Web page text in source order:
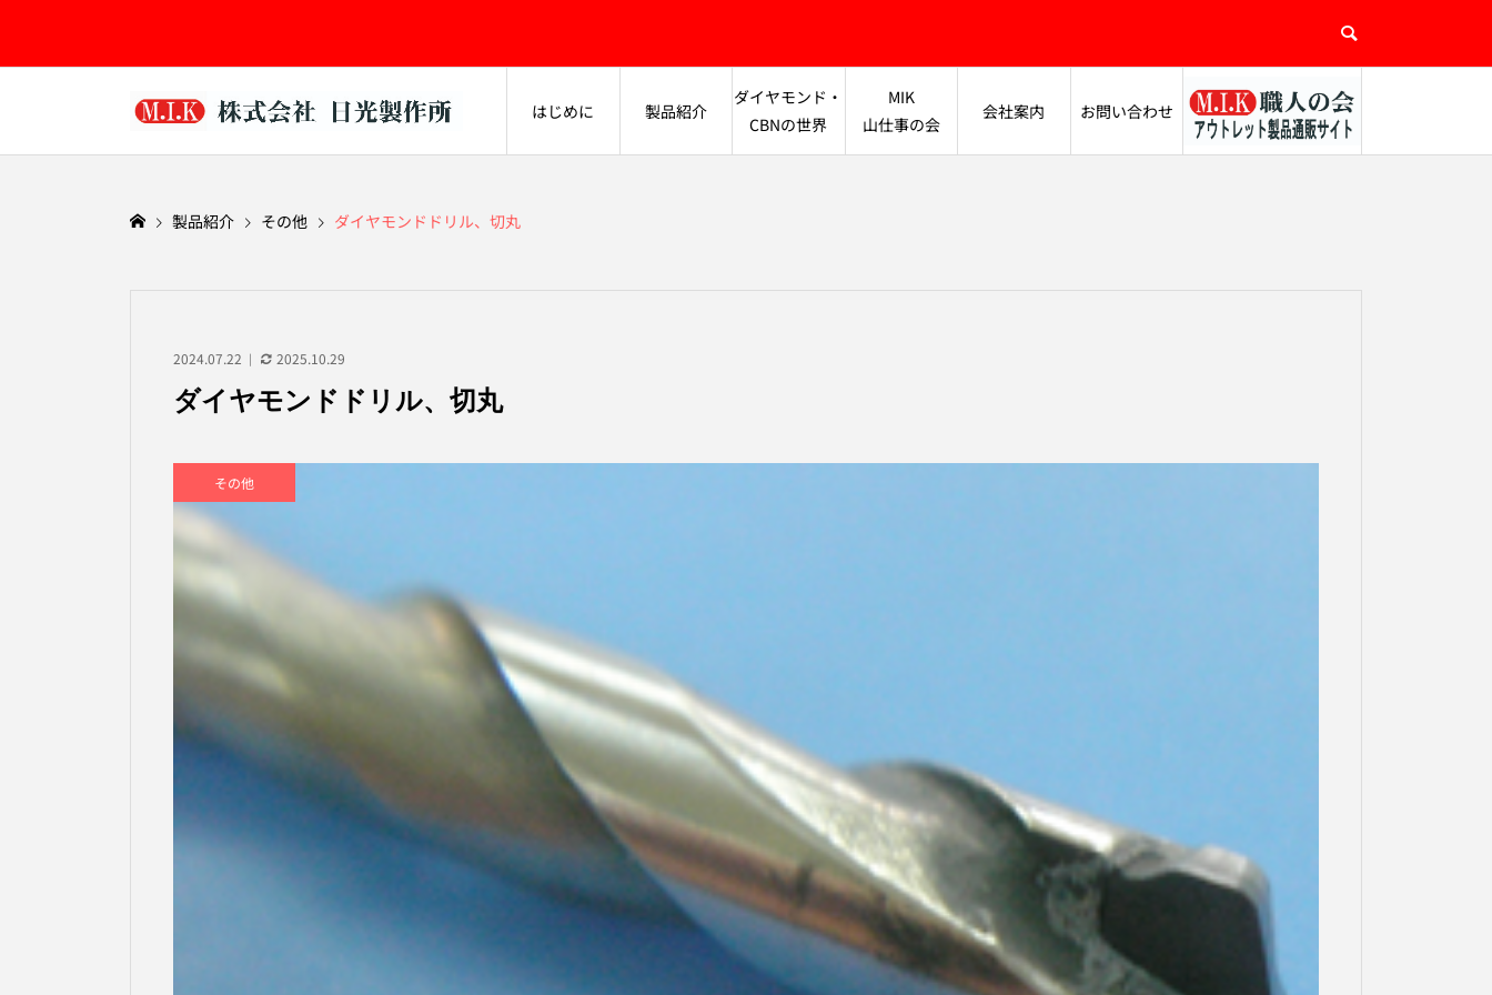
はじめに 製品紹介
ダイヤモンド・
CBNの世界
MIK
山仕事の会
会社案内 お問い合わせ
製品紹介 その他 ダイヤモンドドリル、切丸
2024.07.22 2025.10.29
ダイヤモンドドリル、切丸
その他